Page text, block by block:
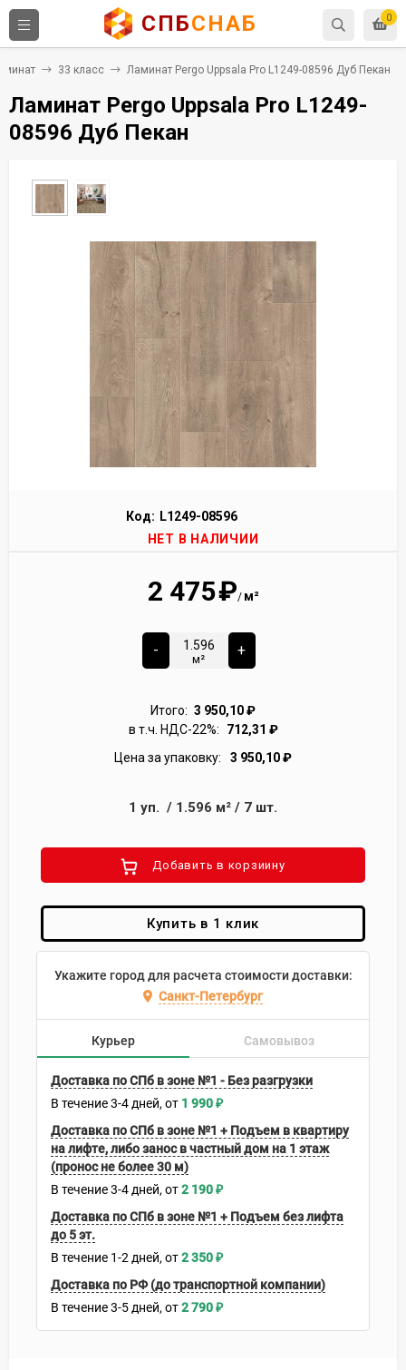
0
СПБСНАБ
33 класс Ламинат Pergo Uppsala Pro L1249-08596 Дуб Пекан
Ламинат Pergo Uppsala Pro L1249-
08596 Дуб Пекан
Код: L1249-08596
НЕТ В НАЛИЧИИ
2 475₽/ м²
-
м²
+
Итого: 3 950,10₽
в т.ч. НДС-22%:
712,31 ₽
Цена за упаковку:
3 950,10₽
1 уп. / 1.596 м² / 7 шт.
Добавить в корзиину
Купить в 1 клик
Укажите город для расчета стоимости доставки:
Санкт-Петербург
Курьер Самовывоз
Доставка по СПб в зоне №1 - Без разгрузки
В течение3-4 дней 1 990₽
Доставка по СПб в зоне №1 + Подъем в квартиру
на лифте, либо занос в частный дом на 1 этаж
(пронос не более 30 м)
В течение3-4 дней 2 190₽
Доставка по СПб в зоне №1 + Подъем без лифта
до 5 эт.
В течение 1-2 дней 2 350₽
Доставка по РФ (до транспортной компании)
В течение3-5 дней 2 790₽